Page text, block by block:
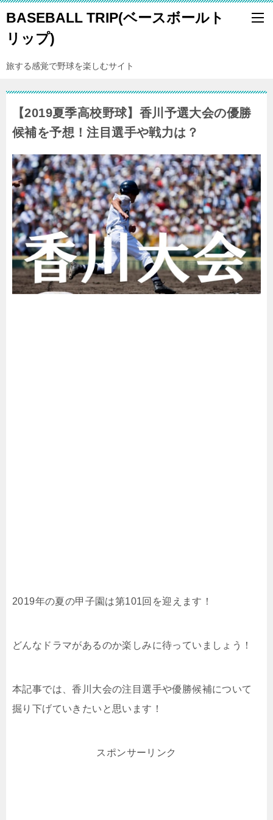
BASEBALL TRIP(ベースボールト
リップ)
旅する感覚で野球を楽しむサイト
【2019夏季高校野球】香川予選大会の優勝
候補を予想！注目選手や戦力は？
2019年の夏の甲子園は第101回を迎えます！
どんなドラマがあるのか楽しみに待っていましょう！
本記事では、香川大会の注目選手や優勝候補について
掘り下げていきたいと思います！
スポンサーリンク